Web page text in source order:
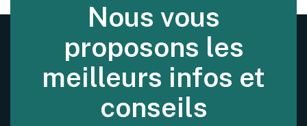
Nous vous
proposons les
meilleurs infos et
conseils